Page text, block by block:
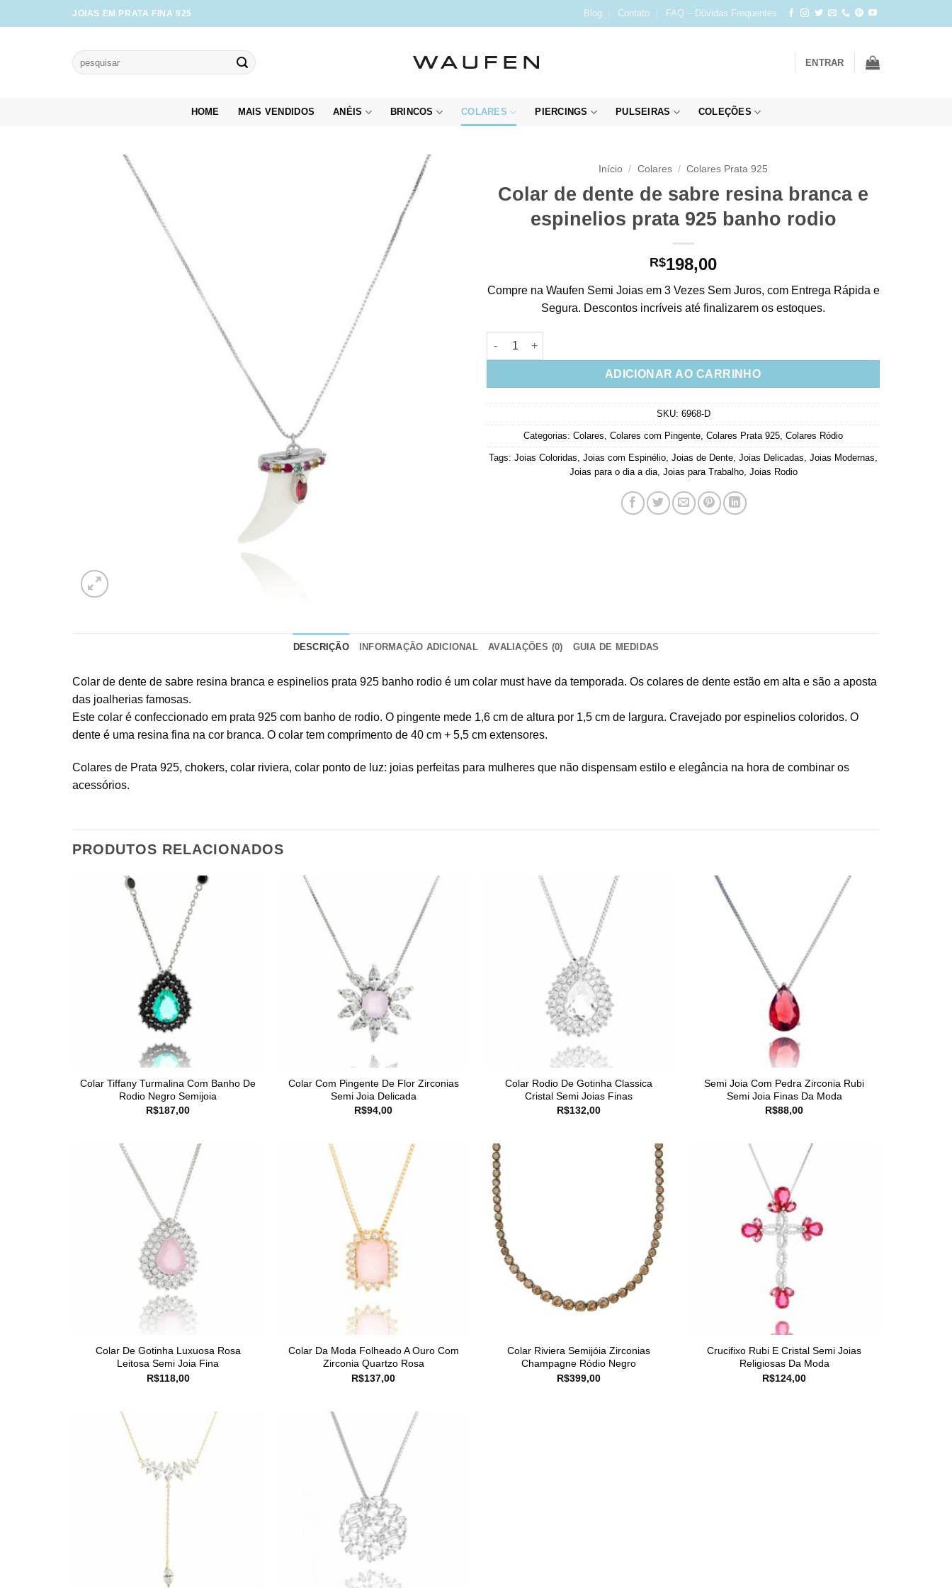
to
JOIAS EM PRATA FINA 925 Blog Contato FAQ – Dúvidas Frequentes
Pesquisar
por:
ENTRAR
HOME MAIS VENDIDOS ANÉIS BRINCOS COLARES PIERCINGS PULSEIRAS COLEÇÕES
Início / Colares / Colares Prata 925
Colar de dente de sabre resina branca e
espinelios prata 925 banho rodio
R$198,00
Compre na Waufen Semi Joias em 3 Vezes Sem Juros, com Entrega Rápida e
Segura. Descontos incríveis até finalizarem os estoques.
Colar de dente de sabre resina branca e espinelios prata 925 banho rodio quantidade
ADICIONAR AO CARRINHO
SKU: 6968-D
Categorias: Colares Colares com Pingente Colares Prata 925 Colares Ródio
Tags: Joias Coloridas Joias com Espinélio Joias de Dente Joias Delicadas Joias Modernas
Joias para o dia a dia, Joias para Trabalho, Joias Rodio
DESCRIÇÃO INFORMAÇÃO ADICIONAL AVALIAÇÕES (0) GUIA DE MEDIDAS
Colar de dente de sabre resina branca e espinelios prata 925 banho rodio é um colar must have da temporada. Os colares de dente estão em alta e são a aposta
das joalherias famosas.
Este colar é confeccionado em prata 925 com banho de rodio. O pingente mede 1,6 cm de altura por 1,5 cm de largura. Cravejado por espinelios coloridos. O
dente é uma resina fina na cor branca. O colar tem comprimento de 40 cm + 5,5 cm extensores.
Colares de Prata 925, chokers, colar riviera, colar ponto de luz: joias perfeitas para mulheres que não dispensam estilo e elegância na hora de combinar os
acessórios.
PRODUTOS RELACIONADOS
Colar Tiffany Turmalina Com Banho De
Rodio Negro Semijoia
R$187,00
Colar Com Pingente De Flor Zirconias
Semi Joia Delicada
R$94,00
Colar Rodio De Gotinha Classica
Cristal Semi Joias Finas
R$132,00
Semi Joia Com Pedra Zirconia Rubi
Semi Joia Finas Da Moda
R$88,00
Colar De Gotinha Luxuosa Rosa
Leitosa Semi Joia Fina
R$118,00
Colar Da Moda Folheado A Ouro Com
Zirconia Quartzo Rosa
R$137,00
Colar Riviera Semijóia Zirconias
Champagne Ródio Negro
R$399,00
Crucifixo Rubi E Cristal Semi Joias
Religiosas Da Moda
R$124,00